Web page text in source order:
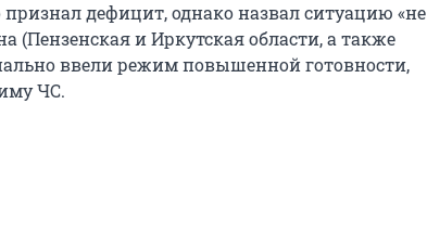
дефицит, однако назвал ситуацию «не
(Пензенская и Иркутская области, а также
ввели режим повышенной готовности,
ЧС.